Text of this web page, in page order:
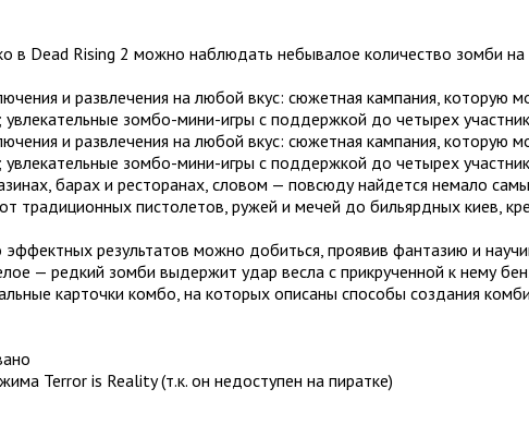
в Dead Rising 2 можно наблюдать небывалое количество зомби на
и развлечения на любой вкус: сюжетная кампания, которую
зомбо-мини-игры с поддержкой до четырех
и развлечения на любой вкус: сюжетная кампания, которую
зомбо-мини-игры с поддержкой до четырех
барах и ресторанах, словом — повсюду найдется немало
традиционных пистолетов, ружей и мечей до бильярдных киев,
результатов можно добиться, проявив фантазию и
— редкий зомби выдержит удар весла с прикрученной к нему
карточки комбо, на которых описаны способы создания
Terror is Reality (т.к. он недоступен на пиратке)